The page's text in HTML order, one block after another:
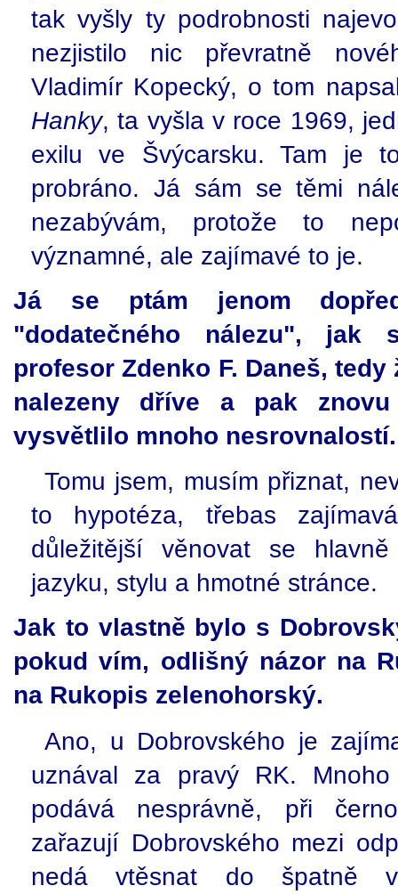
tak vyšly ty podrobnosti
nezjistilo nic převratně
Vladimír Kopecký, o tom
Hanky, ta vyšla v roce 1969,
exilu ve Švýcarsku. Tam je
probráno. Já sám se těmi
nezabývám, protože to
významné, ale zajímavé to je.
Já se ptám jenom
"dodatečného nálezu", jak
profesor Zdenko F. Daneš,
nalezeny dříve a pak
vysvětlilo mnoho nesrovnalostí.
Tomu jsem, musím přiznat,
to hypotéza, třebas
důležitější věnovat se
jazyku, stylu a hmotné stránce.
Jak to vlastně bylo s
pokud vím, odlišný názor na
na Rukopis zelenohorský.
Ano, u Dobrovského je
uznával za pravý RK.
podává nesprávně, při
zařazují Dobrovského mezi
nedá vtěsnat do špatně